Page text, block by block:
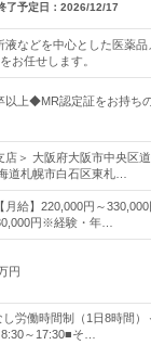
了予定日： 2026/12/17
液などを中心とした医薬
お任せします。
以上◆MR認定証をお持ち
店＞ 大阪府大阪市中央区
道札幌市白石区東札…
月給】220,000円～330,000
円※経験・年…
円
労働時間制（1日8時間
～17:30■そ…